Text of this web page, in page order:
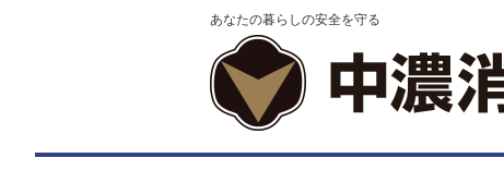
あなたの暮らしの安全を守る